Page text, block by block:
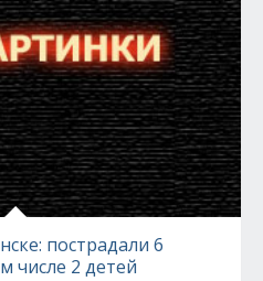
пострадали 6
числе 2 детей